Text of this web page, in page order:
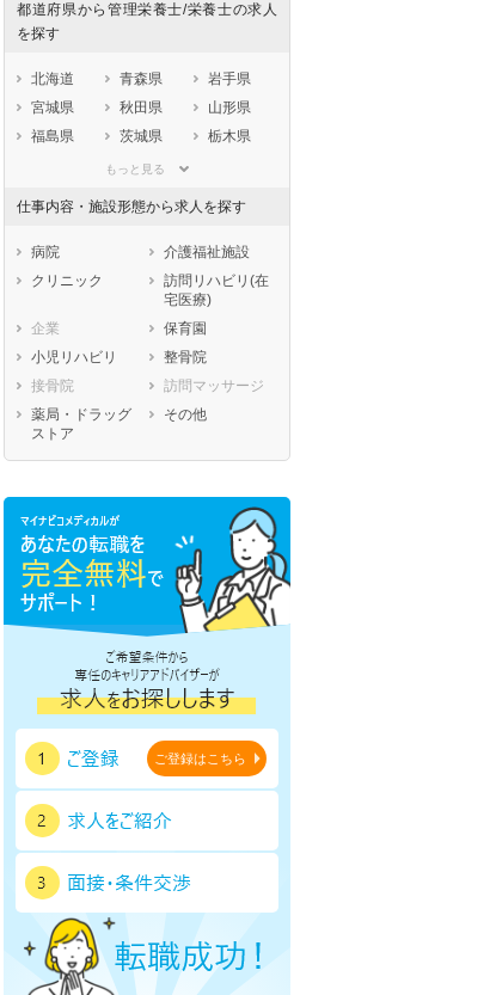
セラピスト
世の中の需要の高まりととも
人をご紹介！
都道府県から管理栄養士/栄養士の求人
を探す
北海道 青森県
岩手県
宮城県
秋田県
山形県
福島県
茨城県
栃木県
埼玉県
石川県
福井県
岐阜県
静岡県
愛知県
三重県
大阪府
兵庫県
奈良県
鳥取県
島根県
広島県
山口県
徳島県
香川県
愛媛県
もっと見る
仕事内容・施設形態から求人を探す
病院
介護福祉施設
クリニック
訪問リハビリ(在
宅医療)
企業
保育園
小児リハビリ
整骨院
接骨院
訪問マッサージ
薬局・ドラッグ
ストア
その他
ご登録はこちら